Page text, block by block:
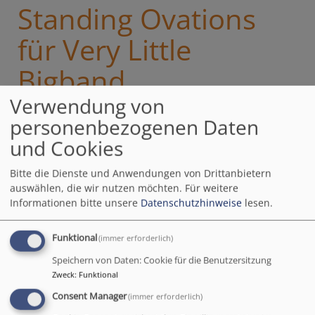
Standing Ovations
für Very Little
Bigband
Standing Ovations nach
zwei Stunden
"Richard Roblee's Very
Little Big Band" hat das
begeistert - und das
schon zum fünften Mal.
Jürgen Hahn, Richard Roblee und Mathias Grabisch
haben wieder eine tolle Performance abgeliefert.
Beeindruckend ist das Repertoire dieses Trios:
Verwendung von
personenbezogenen Daten
und Cookies
Bitte die Dienste und Anwendungen von Drittanbietern
auswählen, die wir nutzen möchten. Für weitere
Informationen bitte unsere Datenschutzhinweise lesen.
Funktional(immer erforderlich)
Speichern von Daten: Cookie für die Benutzersitzung
Zweck: Funktional
Consent Manager(immer erforderlich)